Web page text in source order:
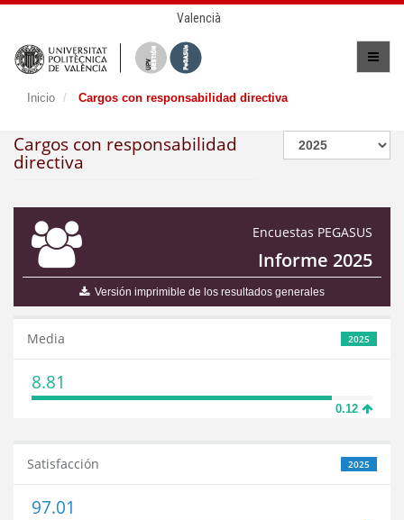
Valencià
Inicio Cargos con responsabilidad directiva
Cargos con responsabilidad
directiva
Encuestas PEGASUS
Informe 2025
Versión imprimible de los resultados generales
2025
Media
8.81
0.12
2025
Satisfacción
97.01